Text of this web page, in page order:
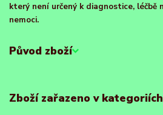
který není určený k diagnostice, léčbě
nemoci.
Původ zboží
Zboží zařazeno v kategoriích